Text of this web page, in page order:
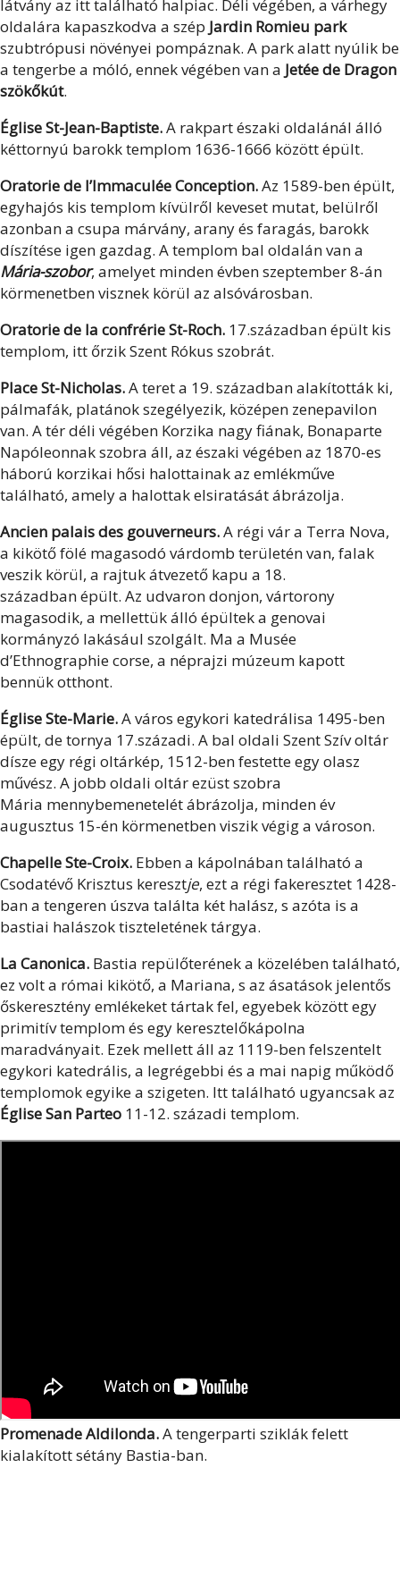
látvány az itt található halpiac. Déli végében, a várhegy
oldalára kapaszkodva a szép Jardin Romieu park
szubtrópusi növényei pompáznak. A park alatt nyúlik be
a tengerbe a móló, ennek végében van a Jetée de Dragon
szökőkút.
Église St-Jean-Baptiste.A rakpart északi oldalánál álló
kéttornyú barokk templom 1636-1666 között épült.
Oratorie de l’Immaculée Conception.Az 1589-ben épült,
egyhajós kis templom kívülről keveset mutat, belülről
azonban a csupa márvány, arany és faragás, barokk
díszítése igen gazdag. A templom bal oldalán van a
Mária-szobor, amelyet minden évben szeptember 8-án
körmenetben visznek körül az alsóvárosban.
Oratorie de la confrérie St-Roch. 17.században épült kis
templom, itt őrzik Szent Rókus szobrát.
Place St-Nicholas.A teret a 19. században alakították ki,
pálmafák, platánok szegélyezik, középen zenepavilon
van. A tér déli végében Korzika nagy fiának, Bonaparte
Napóleonnak szobra áll, az északi végében az 1870-es
háború korzikai hősi halottainak az emlékműve
található, amely a halottak elsiratását ábrázolja.
Ancien palais des gouverneurs.A régi vár a Terra Nova,
a kikötő fölé magasodó várdomb területén van, falak
veszik körül, a rajtuk átvezető kapu a 18.
században épült. Az udvaron donjon, vártorony
magasodik, a mellettük álló épültek a genovai
kormányzó lakásául szolgált. Ma a Musée
d’Ethnographie corse, a néprajzi múzeum kapott
bennük otthont.
Église Ste-Marie.A város egykori katedrálisa 1495-ben
épült, de tornya 17.századi. A bal oldali Szent Szív oltár
dísze egy régi oltárkép, 1512-ben festette egy olasz
művész. A jobb oldali oltár ezüst szobra
Mária mennybemenetelét ábrázolja, minden év
augusztus 15-én körmenetben viszik végig a városon.
Chapelle Ste-Croix. Ebben a kápolnában található a
Csodatévő Krisztus keresztje, ezt a régi fakeresztet 1428-
ban a tengeren úszva találta két halász, s azóta is a
bastiai halászok tiszteletének tárgya.
La Canonica. Bastia repülőterének a közelében található,
ez volt a római kikötő, a Mariana, s az ásatások jelentős
őskeresztény emlékeket tártak fel, egyebek között egy
primitív templom és egy keresztelőkápolna
maradványait. Ezek mellett áll az 1119-ben felszentelt
egykori katedrális, a legrégebbi és a mai napig működő
templomok egyike a szigeten. Itt található ugyancsak az
Église San Parteo 11-12. századi templom.
Promenade Aldilonda.A tengerparti sziklák felett
kialakítottsétány Bastia-ban.